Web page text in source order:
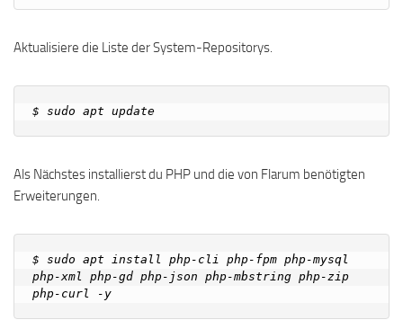
Aktualisiere die Liste der System-Repositorys.
Als Nächstes installierst du PHP und die von Flarum benötigten
Erweiterungen.
$ sudo apt install php-cli php-fpm php-mysql
php-xml php-gd php-json php-mbstring php-zip